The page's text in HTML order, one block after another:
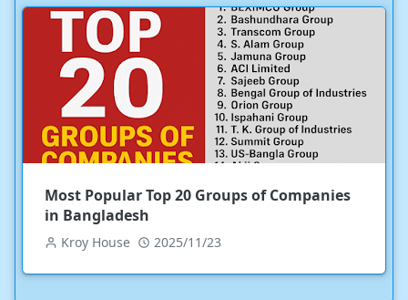
Most Popular Top 20 Groups of Companies
in Bangladesh
Kroy House 2025/11/23